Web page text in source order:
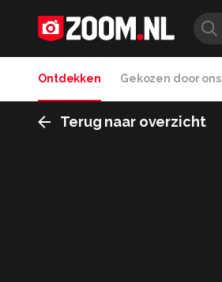
Ontdekken Gekozen door ons
Terug naar overzicht